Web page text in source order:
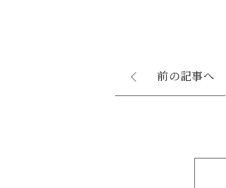
前の記事へ